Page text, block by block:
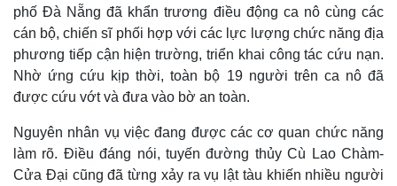
phố Đà Nẵng đã khẩn trương điều động ca nô cùng các
cán bộ, chiến sĩ phối hợp với các lực lượng chức năng địa
phương tiếp cận hiện trường, triển khai công tác cứu nạn.
Nhờ ứng cứu kịp thời, toàn bộ 19 người trên ca nô đã
được cứu vớt và đưa vào bờ an toàn.
Nguyên nhân vụ việc đang được các cơ quan chức năng
làm rõ. Điều đáng nói, tuyến đường thủy Cù Lao Chàm-
Cửa Đại cũng đã từng xảy ra vụ lật tàu khiến nhiều người